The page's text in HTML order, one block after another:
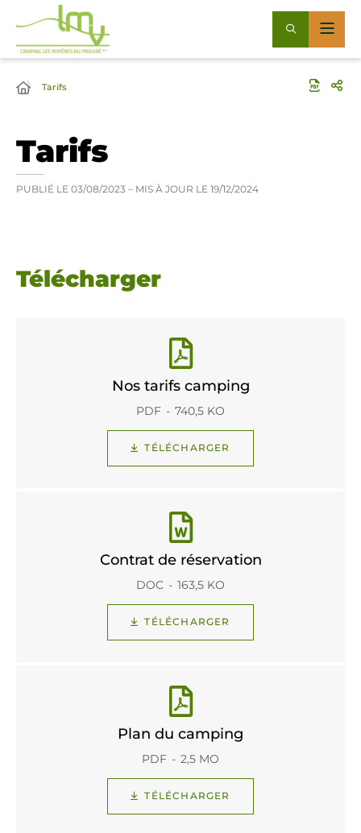
Tarifs
Tarifs
PUBLIÉ LE 03/08/2023 – MIS À JOUR LE 19/12/2024
Télécharger
Nos tarifs camping
PDF 740,5 KO
TÉLÉCHARGER
Contrat de réservation
DOC 163,5 KO
TÉLÉCHARGER
Plan du camping
PDF 2,5 MO
TÉLÉCHARGER